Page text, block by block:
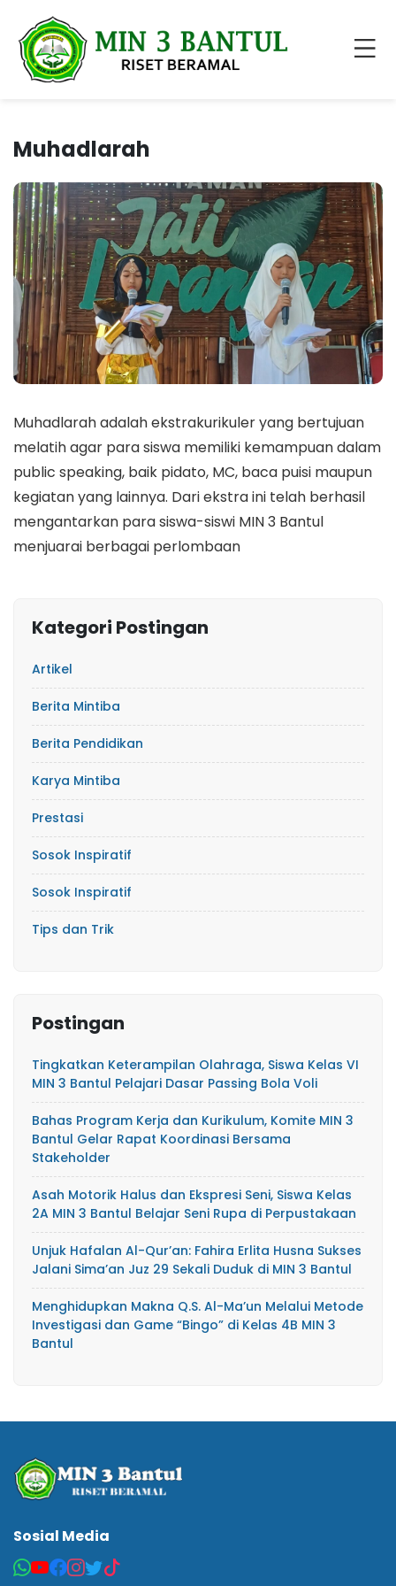
Muhadlarah
Muhadlarah adalah ekstrakurikuler yang bertujuan
melatih agar para siswa memiliki kemampuan dalam
public speaking, baik pidato, MC, baca puisi maupun
kegiatan yang lainnya. Dari ekstra ini telah berhasil
mengantarkan para siswa-siswi MIN 3 Bantul
menjuarai berbagai perlombaan
Kategori Postingan
Artikel
Berita Mintiba
Berita Pendidikan
Karya Mintiba
Prestasi
Sosok Inspiratif
Sosok Inspiratif
Tips dan Trik
Postingan
Tingkatkan Keterampilan Olahraga, Siswa Kelas VI
MIN 3 Bantul Pelajari Dasar Passing Bola Voli
Bahas Program Kerja dan Kurikulum, Komite MIN 3
Bantul Gelar Rapat Koordinasi Bersama
Stakeholder
Asah Motorik Halus dan Ekspresi Seni, Siswa Kelas
2A MIN 3 Bantul Belajar Seni Rupa di Perpustakaan
Unjuk Hafalan Al-Qur’an: Fahira Erlita Husna Sukses
Jalani Sima’an Juz 29 Sekali Duduk di MIN 3 Bantul
Menghidupkan Makna Q.S. Al-Ma’un Melalui Metode
Investigasi dan Game “Bingo” di Kelas 4B MIN 3
Bantul
Sosial Media